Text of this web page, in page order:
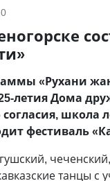
0
«Рухани
летия Дома
школа
фестиваль
танцы с